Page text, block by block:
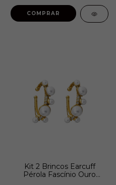
COMPRAR
Kit 2 Brincos Earcuff
Pérola Fascínio Ouro